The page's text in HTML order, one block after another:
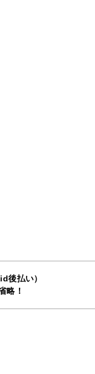
後払い）
略！